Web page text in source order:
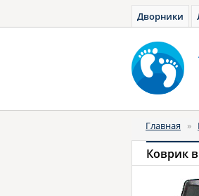
Дворники
Главная »
Коврик